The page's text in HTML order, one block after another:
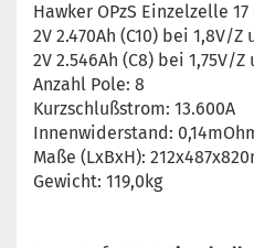
Hawker OPzS Einzelzelle 17
2V 2.470Ah (C10) bei 1,8V/Z
2V 2.546Ah (C8) bei 1,75V/Z
Anzahl Pole: 8
Kurzschlußstrom: 13.600A
Innenwiderstand:
Maße (LxBxH):
Gewicht: 119,0kg